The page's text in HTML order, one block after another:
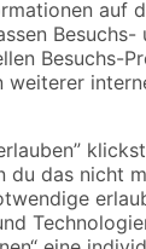
Versandarten